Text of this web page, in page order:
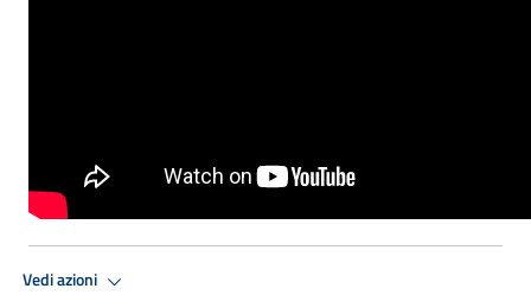
Vedi azioni